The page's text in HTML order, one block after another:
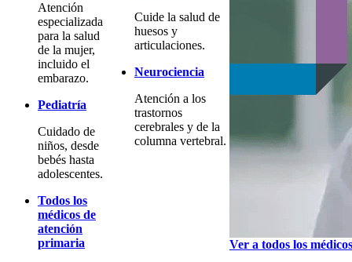
Atención
especializada
para la salud
de la mujer,
incluido el
embarazo.
Pediatría
Cuidado de
niños, desde
bebés hasta
adolescentes.
Todos los
médicos de
atención
primaria
Cuide la salud de
huesos y
articulaciones.
Neurociencia
Atención a los
trastornos
cerebrales y de la
columna vertebral.
Ver a todos los médicos